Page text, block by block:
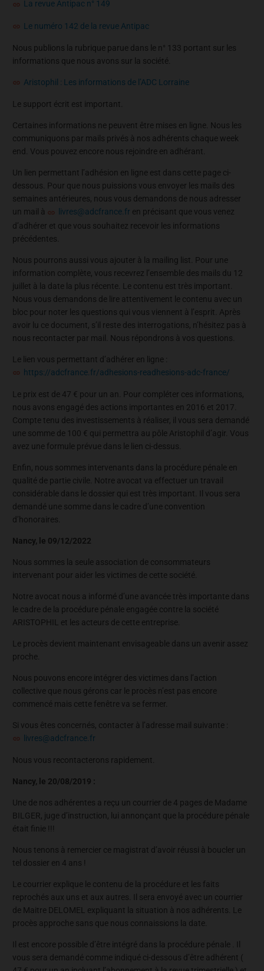
La revue Antipac n° 149
Le numéro 142 de la revue Antipac
Nous publions la rubrique parue dans le n° 133 portant sur les
informations que nous avons sur la société.
Aristophil : Les informations de l’ADC Lorraine
Le support écrit est important.
Certaines informations ne peuvent être mises en ligne. Nous les
communiquons par mails privés à nos adhérents chaque week
end. Vous pouvez encore nous rejoindre en adhérant.
Un lien permettant l’adhésion en ligne est dans cette page ci-
dessous. Pour que nous puissions vous envoyer les mails des
semaines antérieures, nous vous demandons de nous adresser
un mail à
livres@adcfrance.fr en précisant que vous venez
d’adhérer et que vous souhaitez recevoir les informations
précédentes.
Nous pourrons aussi vous ajouter à la mailing list. Pour une
information complète, vous recevrez l’ensemble des mails du 12
juillet à la date la plus récente. Le contenu est très important.
Nous vous demandons de lire attentivement le contenu avec un
bloc pour noter les questions qui vous viennent à l’esprit. Après
avoir lu ce document, s’il reste des interrogations, n’hésitez pas à
nous recontacter par mail. Nous répondrons à vos questions.
Le lien vous permettant d’adhérer en ligne :
https://adcfrance.fr/adhesions-readhesions-adc-france/
Le prix est de 47 € pour un an. Pour compléter ces informations,
nous avons engagé des actions importantes en 2016 et 2017.
Compte tenu des investissements à réaliser, il vous sera demandé
une somme de 100 € qui permettra au pôle Aristophil d’agir. Vous
avez une formule prévue dans le lien ci-dessus.
Enfin, nous sommes intervenants dans la procédure pénale en
qualité de partie civile. Notre avocat va effectuer un travail
considérable dans le dossier qui est très important. Il vous sera
demandé une somme dans le cadre d’une convention
d’honoraires.
Nancy, le 09/12/2022
Nous sommes la seule association de consommateurs
intervenant pour aider les victimes de cette société.
Notre avocat nous a informé d’une avancée très importante dans
le cadre de la procédure pénale engagée contre la société
ARISTOPHIL et les acteurs de cette entreprise.
Le procès devient maintenant envisageable dans un avenir assez
proche.
Nous pouvons encore intégrer des victimes dans l’action
collective que nous gérons car le procès n’est pas encore
commencé mais cette fenêtre va se fermer.
Si vous êtes concernés, contacter à l’adresse mail suivante :
livres@adcfrance.fr
Nous vous recontacterons rapidement.
Nancy, le 20/08/2019 :
Une de nos adhérentes a reçu un courrier de 4 pages de Madame
BILGER, juge d’instruction, lui annonçant que la procédure pénale
était finie !!!
Nous tenons à remercier ce magistrat d’avoir réussi à boucler un
tel dossier en 4 ans !
Le courrier explique le contenu de la procédure et les faits
reprochés aux uns et aux autres. Il sera envoyé avec un courrier
de Maitre DELOMEL expliquant la situation à nos adhérents. Le
procès approche sans que nous connaissions la date.
Il est encore possible d’être intégré dans la procédure pénale . Il
vous sera demandé comme indiqué ci-dessous d’être adhérent (